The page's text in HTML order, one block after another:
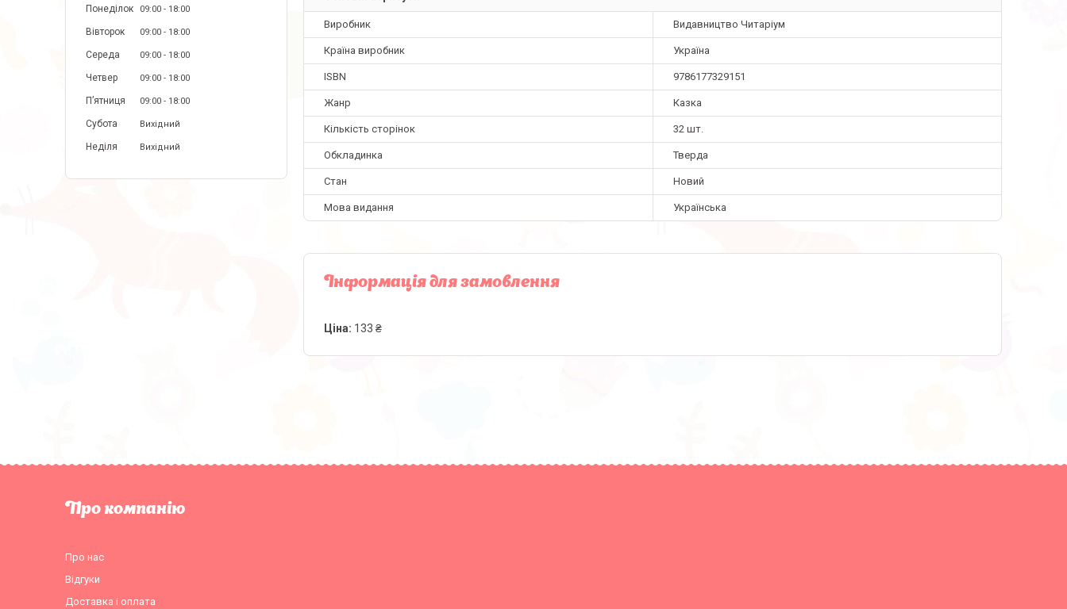
Виробник Видавництво Читаріум
Країна виробник Україна
ISBN 9786177329151
Жанр Казка
Кількість сторінок 32 шт.
Обкладинка Тверда
Стан Новий
Мова видання Українська
Інформація для замовлення
Ціна: 133 ₴
Понеділок 09:00 18:00
Вівторок 09:00 18:00
Середа 09:00 18:00
Четвер 09:00 18:00
Пʼятниця 09:00 18:00
Субота Вихідний
Неділя Вихідний
Про компанію
Про нас
Відгуки
Доставка і оплата